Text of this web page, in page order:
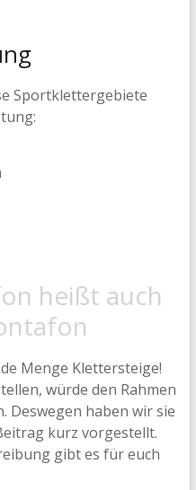
Sportklettergebiete
heißt auch
Menge Klettersteige!
würde den Rahmen
Deswegen haben wir sie
kurz vorgestellt.
gibt es für euch